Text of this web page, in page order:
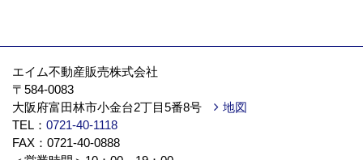
エイム不動産販売株式会社
〒584‐0083
大阪府富田林市小金台2丁目5番8号
地図
TEL： 0721‐40‐1118
FAX：0721‐40‐0888